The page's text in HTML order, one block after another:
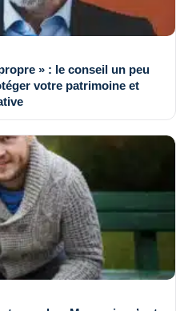
» : le conseil un peu
votre patrimoine et